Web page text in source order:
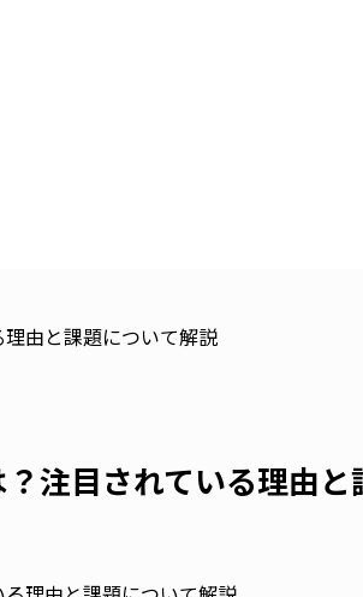
由と課題について解説
注目されている理由と